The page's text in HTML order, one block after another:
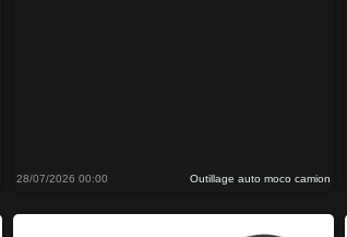
28/07/2026 00:00 Outillage auto moco camion